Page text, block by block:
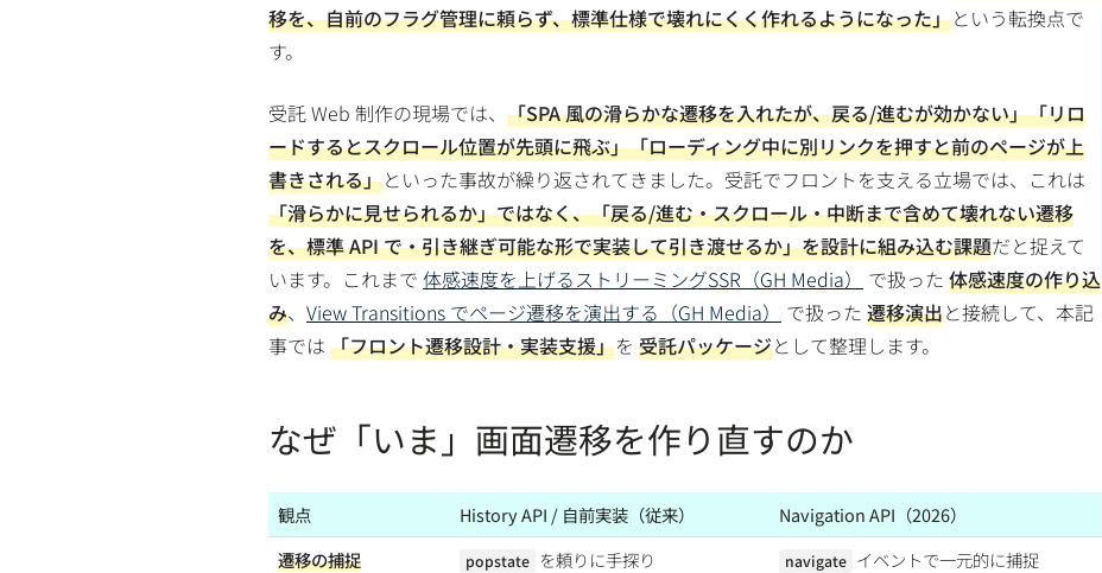
移を、自前のフラグ管理に頼らず、標準仕様で壊れにくく作れるようになった」という転換点で
す。
受託 Web 制作の現場では、 「SPA 風の滑らかな遷移を入れたが、戻る/進むが効かない」「リロ
ードするとスクロール位置が先頭に飛ぶ」「ローディング中に別リンクを押すと前のページが上
書きされる」といった事故が繰り返されてきました。受託でフロントを支える立場では、これは
「滑らかに見せられるか」ではなく、「戻る/進む・スクロール・中断まで含めて壊れない遷移
を、標準 API で・引き継ぎ可能な形で実装して引き渡せるか」を設計に組み込む課題だと捉えて
います。これまで 体感速度を上げるストリーミングSSR（GH Media） で扱った 体感速度の作り込
み、 View Transitions でページ遷移を演出する（GH Media） で扱った 遷移演出と接続して、本記
事では 「フロント遷移設計・実装支援」を 受託パッケージとして整理します。
なぜ「いま」画面遷移を作り直すのか
観点 History API / 自前実装（従来）
Navigation API（2026）
遷移の捕捉
popstate を頼りに手探り navigate イベントで一元的に捕捉